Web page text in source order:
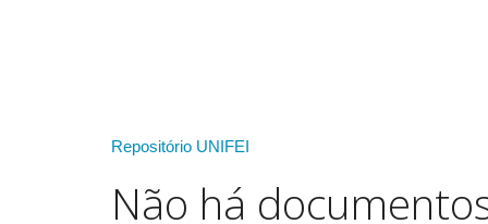
Repositório UNIFEI
Não há